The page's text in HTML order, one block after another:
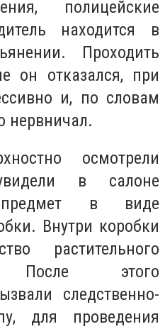
полицейские
находится в
Проходить
он отказался, при
и, по словам
нервничал.
осмотрели
в салоне
предмет в виде
Внутри коробки
растительного
После этого
следственно-
для проведения